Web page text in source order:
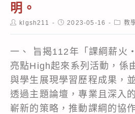
明。
Postklgsh211
Post2023-05-16
Post
教
一、 旨揭112年「課綱薪火
亮點High起來系列活動，係
與學生展現學習歷程成果，
透過主題論壇，專業且深入
嶄新的策略，推動課綱的協